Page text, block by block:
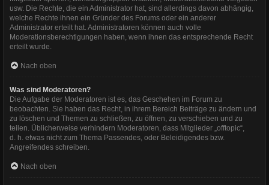
usw. Die Rechte, die ein Administrator hat, sind allerdings davon abhängig,
welche Rechte ihnen ein Gründer des Forums oder ein anderer
Administrator erteilt hat. Administratoren können auch volle
Moderationsberechtigungen haben, wenn ihnen das entsprechende Recht
erteilt wurde.
Nach oben
Was sind Moderatoren?
Die Aufgabe der Moderatoren ist es, das Geschehen im Forum zu
beobachten. Sie haben das Recht, in ihrem Bereich Beiträge zu ändern und
zu löschen und Themen zu schließen, zu öffnen, zu verschieben und zu
teilen. Üblicherweise verhindern Moderatoren, dass Mitglieder „offtopic“,
d. h. etwas nicht zum Thema Passendes, oder Beleidigendes bzw.
Angreifendes schreiben.
Nach oben